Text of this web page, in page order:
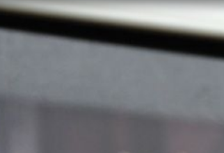
inicijativa
|